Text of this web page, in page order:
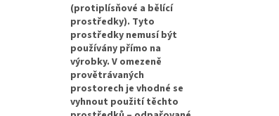
(protiplísňové a bělící
prostředky). Tyto
prostředky nemusí být
používány přímo na
výrobky. V omezeně
provětrávaných
prostorech je vhodné se
vyhnout použití těchto